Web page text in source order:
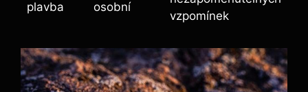
plavba
osobní
vzpomínek